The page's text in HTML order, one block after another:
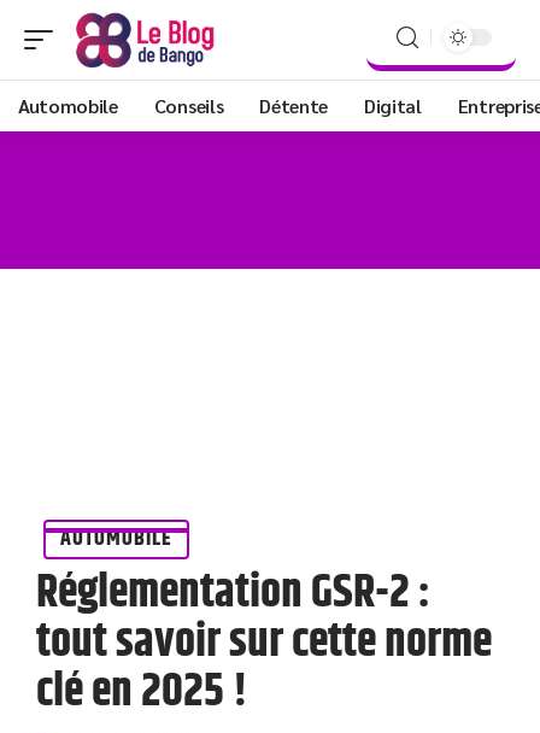
Automobile Conseils Détente Digital
AUTOMOBILE
Réglementation GSR-2 :
tout savoir sur cette norme
clé en 2025 !